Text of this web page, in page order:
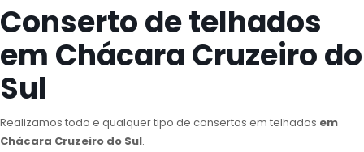
Conserto de telhados
em Chácara Cruzeiro do
Sul
Realizamos todo e qualquer tipo de consertos em telhados em
Chácara Cruzeiro do Sul.